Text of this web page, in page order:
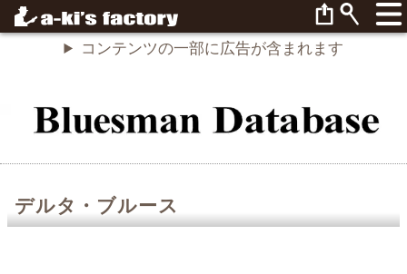
デルタ・ブルース
コンテンツの一部に広告が含まれます